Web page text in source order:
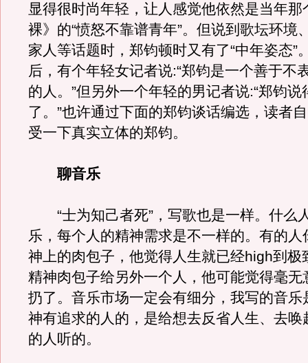
显得很时尚年轻，让人感觉他依然是当年那
裸》的“愤怒不靠谱青年”。但说到歌坛环境
家人等话题时，郑钧顿时又有了“中年姿态”
后，有个年轻女记者说:“郑钧是一个善于不
的人。”但另外一个年轻的男记者说:“郑钧说
了。”也许通过下面的郑钧谈话编选，读者
受一下真实立体的郑钧。
聊音乐
“士为知己者死”，写歌也是一样。什么
乐，每个人的精神需求是不一样的。有的人
神上的肉包子，他觉得人生就已经high到极
精神肉包子给另外一个人，他可能觉得毫无
扔了。音乐市场一定会有细分，我写的音乐
神有追求的人的，是给想去反省人生、去唤
的人听的。